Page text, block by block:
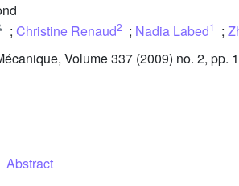
; Christine Renaud2 ; Nadia Labed1 ;
Volume 337 (2009) no. 2, pp.
Abstract